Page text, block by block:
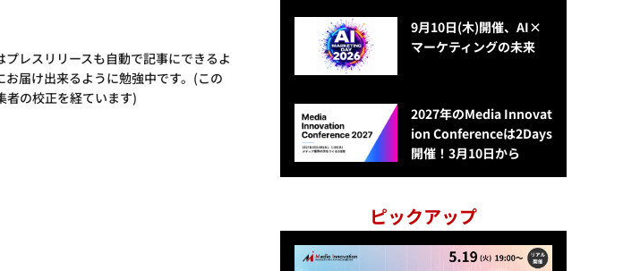
レスリリースも自動で記事にできるよ
届け出来るように勉強中です。(この
者の校正を経ています)
9月10日(木)開催、AI×
マーケティングの未来
2027年のMedia Innovat
ion Conferenceは2Days
開催！3月10日から
ピックアップ